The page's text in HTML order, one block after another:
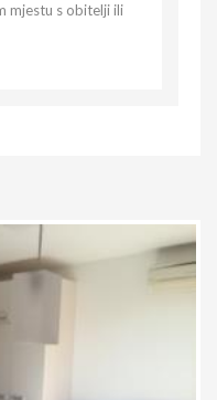
mjestu s obitelji ili